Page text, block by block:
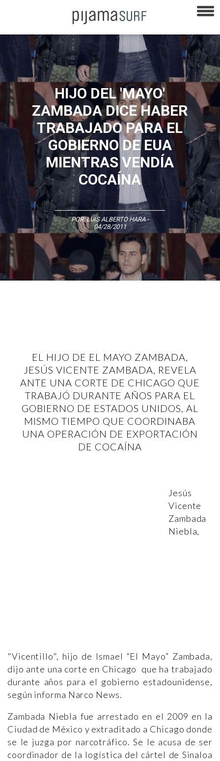
HIJO DEL 'MAYO'
ZAMBADA DICE HABER
TRABAJADO PARA EL
GOBIERNO DE EUA
MIENTRAS VENDÍA
COCAÍNA
POR:LUIS ALBERTO HARA-
04/28/2011
EL HIJO DE EL MAYO ZAMBADA,
JESÚS VICENTE ZAMBADA, REVELA
ANTE UNA CORTE DE CHICAGO QUE
TRABAJÓ DURANTE AÑOS PARA EL
GOBIERNO DE ESTADOS UNIDOS, AL
MISMO TIEMPO QUE COORDINABA
UNA OPERACIÓN DE EXPORTACIÓN
DE COCAÍNA
Jesús
Vicente
Zambada
Niebla,
"Vicentillo", hijo de Ismael “El Mayo” Zambada,
dijo ante una corte en Chicago que ha trabajado
durante años para el gobierno estadounidense,
según informa Narco News.
Zambada Niebla fue arrestado en el 2009 en la
Ciudad de México y extraditado a Chicago donde
se le juzga por narcotráfico. Se le acusa de ser
coordinador de la logística del cártel de Sinaloa